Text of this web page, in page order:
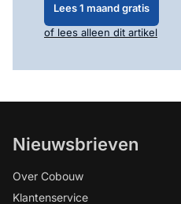
Lees 1 maand gratis
of lees alleen dit artikel
Nieuwsbrieven
Over Cobouw
Klantenservice